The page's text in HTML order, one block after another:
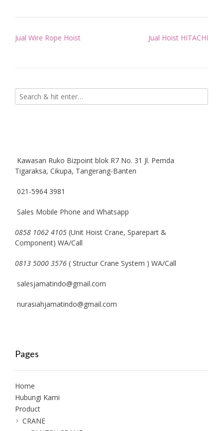
Post
Jual Wire Rope Hoist Jual Hoist HITACHI
Kawasan Ruko Bizpoint blok R7 No. 31 Jl. Pemda
Tigaraksa, Cikupa, Tangerang-Banten
021-5964 3981
Sales Mobile Phone and Whatsapp
0858 1062 4105 (Unit Hoist Crane, Sparepart &
Component) WA/Call
0813 5000 3576 ( Structur Crane System ) WA/Call
salesjamatindo@gmail.com
nurasiahjamatindo@gmail.com
Pages
Home
Hubungi Kami
Product
CRANE